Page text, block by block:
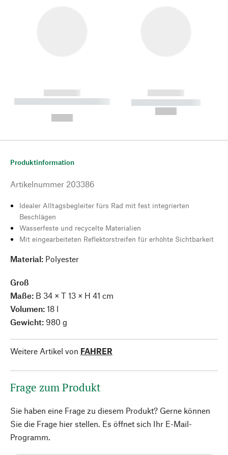
------------
----------- ----------- --------
------------
----------- -----------
Produktinformation
Artikelnummer 203386
Idealer Alltagsbegleiter fürs Rad mit fest integrierten
Beschlägen
Wasserfeste und recycelte Materialien
Mit eingearbeiteten Reflektorstreifen für erhöhte Sichtbarkeit
Material: Polyester
Groß
Maße: B 34 × T 13 × H 41 cm
Volumen: 18 l
Gewicht: 980 g
Weitere Artikel von FAHRER
Frage zum Produkt
Sie haben eine Frage zu diesem Produkt? Gerne können
Sie die Frage hier stellen. Es öffnet sich Ihr E-Mail-
Programm.